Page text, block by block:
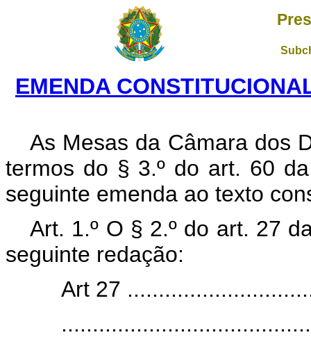
EMENDA
As Mesas da Câmara dos
termos do § 3.º do art. 60
seguinte emenda ao texto
Art. 1.º O § 2.º do art. 27
seguinte redação:
Art 27